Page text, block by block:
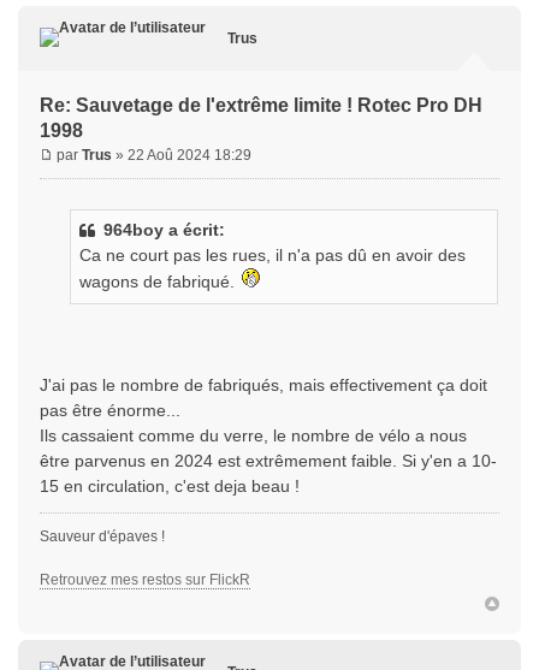
Trus
Re: Sauvetage de l'extrême limite ! Rotec Pro DH
1998
par Trus » 22 Aoû 2024 18:29
964boy a écrit:
Ca ne court pas les rues, il n'a pas dû en avoir des
wagons de fabriqué.
J'ai pas le nombre de fabriqués, mais effectivement ça doit
pas être énorme...
Ils cassaient comme du verre, le nombre de vélo a nous
être parvenus en 2024 est extrêmement faible. Si y'en a 10-
15 en circulation, c'est deja beau !
Sauveur d'épaves !
Retrouvez mes restos sur FlickR